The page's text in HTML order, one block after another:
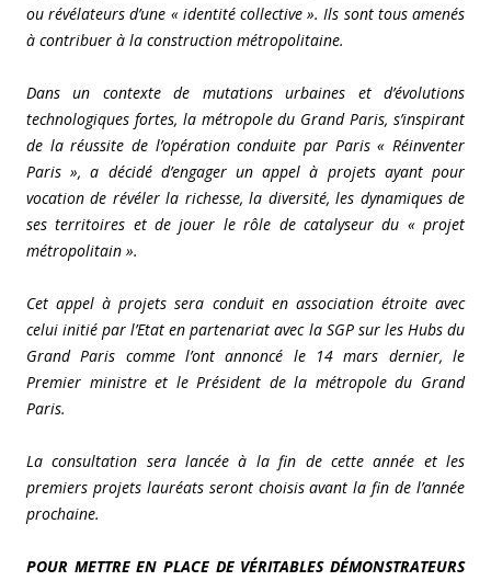
ou révélateurs d’une « identité collective ». Ils sont tous amenés
à contribuer à la construction métropolitaine.
Dans un contexte de mutations urbaines et d’évolutions
technologiques fortes, la métropole du Grand Paris, s’inspirant
de la réussite de l’opération conduite par Paris « Réinventer
Paris », a décidé d’engager un appel à projets ayant pour
vocation de révéler la richesse, la diversité, les dynamiques de
ses territoires et de jouer le rôle de catalyseur du « projet
métropolitain ».
Cet appel à projets sera conduit en association étroite avec
celui initié par l’Etat en partenariat avec la SGP sur les Hubs du
Grand Paris comme l’ont annoncé le 14 mars dernier, le
Premier ministre et le Président de la métropole du Grand
Paris.
La consultation sera lancée à la fin de cette année et les
premiers projets lauréats seront choisis avant la fin de l’année
prochaine.
POUR METTRE EN PLACE DE VÉRITABLES DÉMONSTRATEURS